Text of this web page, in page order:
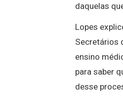
daquelas
Lopes
Secretários
ensino
para saber
desse